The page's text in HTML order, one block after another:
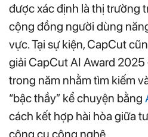
được xác định là thị trường
cộng đồng người dùng
vực. Tại sự kiện, CapCut
giải CapCut AI Award
trong năm nhằm tìm kiếm
“bậc thầy” kể chuyện bằng
cách kết hợp hài hòa giữa
công cụ công nghệ.